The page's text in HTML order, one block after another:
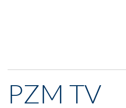
PZM TV